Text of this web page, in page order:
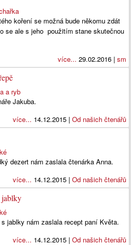
koření se možná bude někomu zdát
se ale s jeho použitím stane skutečnou
více... 29.02.2016 | sm
a ryb
Jakuba.
více... 14.12.2015 | Od našich čtenářů
dezert nám zaslala čtenárka Anna.
více... 14.12.2015 | Od našich čtenářů
jablky
jablky nám zaslala recept paní Květa.
více... 14.12.2015 | Od našich čtenářů